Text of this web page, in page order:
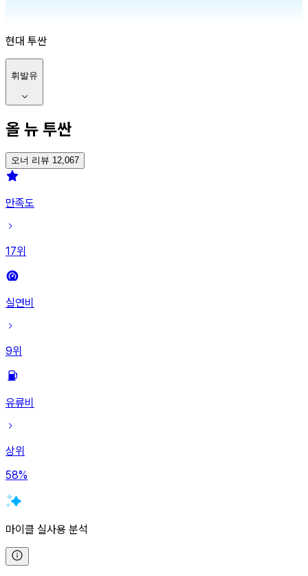
현대 투싼
휘발유
올 뉴 투싼
오너 리뷰 12,067
만족도
17위
실연비
9위
유류비
상위
58%
마이클 실사용 분석